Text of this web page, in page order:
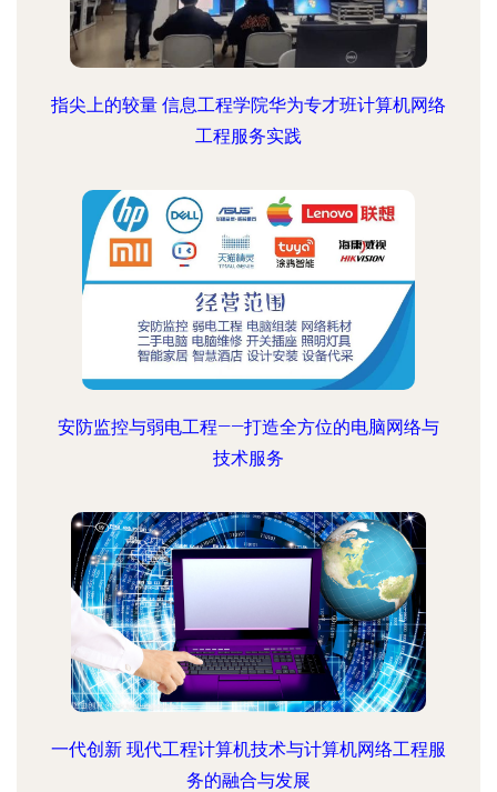
指尖上的较量 信息工程学院华为专才班计算机网络
工程服务实践
安防监控与弱电工程——打造全方位的电脑网络与
技术服务
一代创新 现代工程计算机技术与计算机网络工程服
务的融合与发展